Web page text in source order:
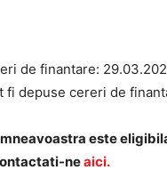
de finantare:
fi depuse cereri de
este
neaici.